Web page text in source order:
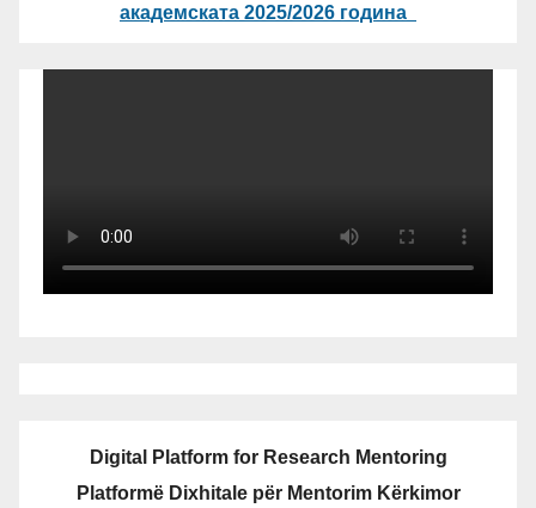
академската 2025/2026 година
Digital Platform for Research Mentoring
Platformë Dixhitale për Mentorim Kërkimor